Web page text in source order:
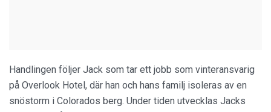
Handlingen följer Jack som tar ett jobb som vinteransvarig
på Overlook Hotel, där han och hans familj isoleras av en
snöstorm i Colorados berg. Under tiden utvecklas Jacks